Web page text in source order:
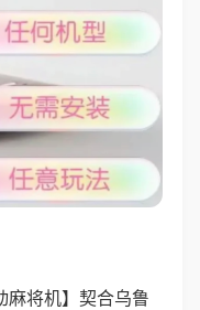
麻将机】契合乌鲁